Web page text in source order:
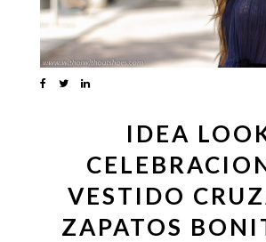
IDEA
VESTIDO
ZAPATOS